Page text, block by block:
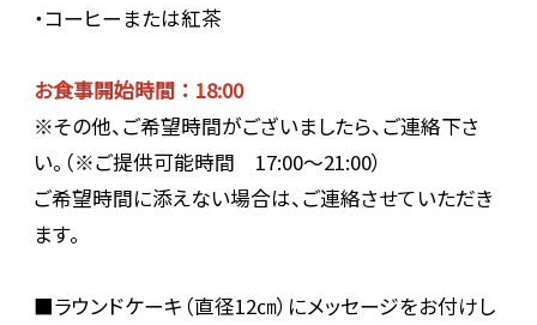
・コーヒーまたは紅茶
お食事開始時間 ： 18:00
※その他、ご希望時間がございましたら、ご連絡下さ
い。（※ご提供可能時間 17:00～21:00）
ご希望時間に添えない場合は、ご連絡させていただき
ます。
■ラウンドケーキ（直径12㎝）にメッセージをお付けし